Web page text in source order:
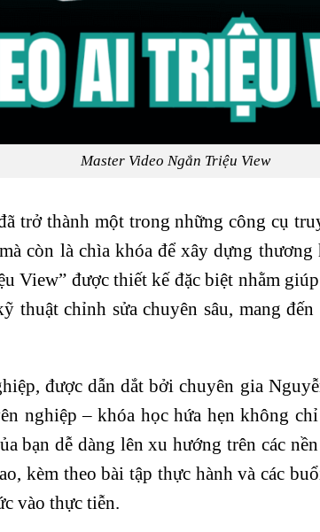
Master Video Ngắn Triệu View
trở thành một trong những công cụ
còn là chìa khóa để xây dựng thương
View” được thiết kế đặc biệt nhằm
thuật chỉnh sửa chuyên sâu, mang
được dẫn dắt bởi chuyên gia
nghiệp – khóa học hứa hẹn không
bạn dễ dàng lên xu hướng trên các
kèm theo bài tập thực hành và các
vào thực tiễn.